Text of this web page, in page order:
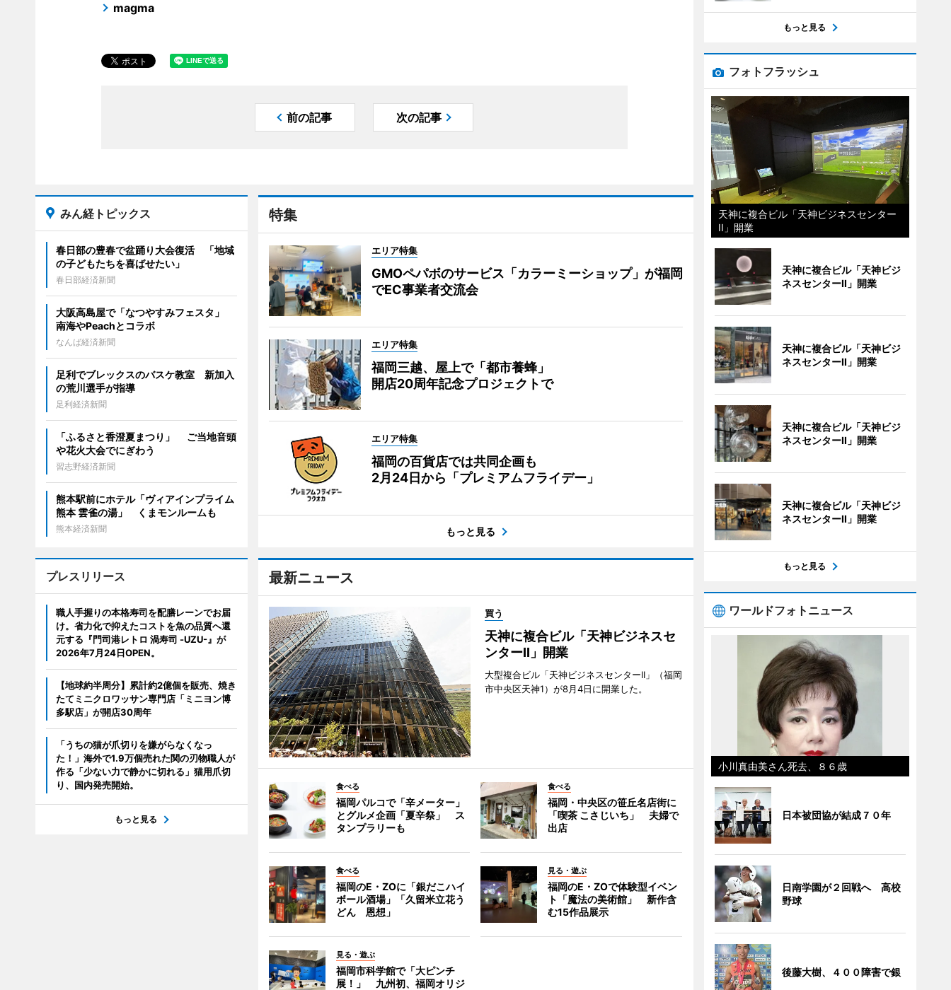
magma
前の記事 次の記事
特集
エリア特集
GMOペパボのサービス「カラーミーショップ」が福岡
でEC事業者交流会
エリア特集
福岡三越、屋上で「都市養蜂」
開店20周年記念プロジェクトで
エリア特集
福岡の百貨店では共同企画も
2月24日から「プレミアムフライデー」
もっと見る
最新ニュース
買う
天神に複合ビル「天神ビジネスセ
ンターII」開業
大型複合ビル「天神ビジネスセンターII」（福岡
市中央区天神1）が8月4日に開業した。
食べる
福岡パルコで「辛メーター」
とグルメ企画「夏辛祭」 ス
タンプラリーも
食べる
福岡・中央区の笹丘名店街に
「喫茶 こさじいち」 夫婦で
出店
食べる
福岡のE・ZOに「銀だこハイ
ボール酒場」「久留米立花う
どん 恩想」
見る・遊ぶ
福岡のE・ZOで体験型イベン
ト「魔法の美術館」 新作含
む15作品展示
見る・遊ぶ
福岡市科学館で「大ピンチ
展！」 九州初、福岡オリジ
みん経トピックス
春日部の豊春で盆踊り大会復活 「地域
の子どもたちを喜ばせたい」
春日部経済新聞
大阪高島屋で「なつやすみフェスタ」
南海やPeachとコラボ
なんば経済新聞
足利でブレックスのバスケ教室 新加入
の荒川選手が指導
足利経済新聞
「ふるさと香澄夏まつり」 ご当地音頭
や花火大会でにぎわう
習志野経済新聞
熊本駅前にホテル「ヴィアインプライム
熊本 雲雀の湯」 くまモンルームも
熊本経済新聞
プレスリリース
職人手握りの本格寿司を配膳レーンでお届
け。省力化で抑えたコストを魚の品質へ還
元する『門司港レトロ 渦寿司 -UZU-』が
2026年7月24日OPEN。
【地球約半周分】累計約2億個を販売、焼き
たてミニクロワッサン専門店「ミニヨン博
多駅店」が開店30周年
「うちの猫が爪切りを嫌がらなくなっ
た！」海外で1.9万個売れた関の刃物職人が
作る「少ない力で静かに切れる」猫用爪切
り、国内発売開始。
もっと見る
もっと見る
フォトフラッシュ
天神に複合ビル「天神ビジネスセンター
II」開業
天神に複合ビル「天神ビジ
ネスセンターII」開業
天神に複合ビル「天神ビジ
ネスセンターII」開業
天神に複合ビル「天神ビジ
ネスセンターII」開業
天神に複合ビル「天神ビジ
ネスセンターII」開業
もっと見る
ワールドフォトニュース
小川真由美さん死去、８６歳
日本被団協が結成７０年
日南学園が２回戦へ 高校
野球
後藤大樹、４００障害で銀